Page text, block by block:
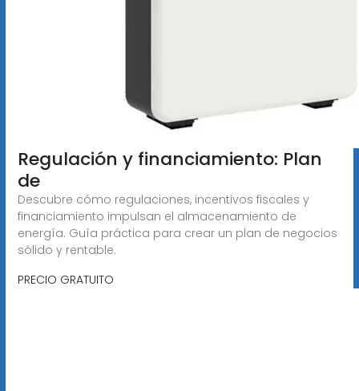
Regulación y financiamiento: Plan
de
Descubre cómo regulaciones, incentivos fiscales y
financiamiento impulsan el almacenamiento de
energía. Guía práctica para crear un plan de negocios
sólido y rentable.
PRECIO GRATUITO